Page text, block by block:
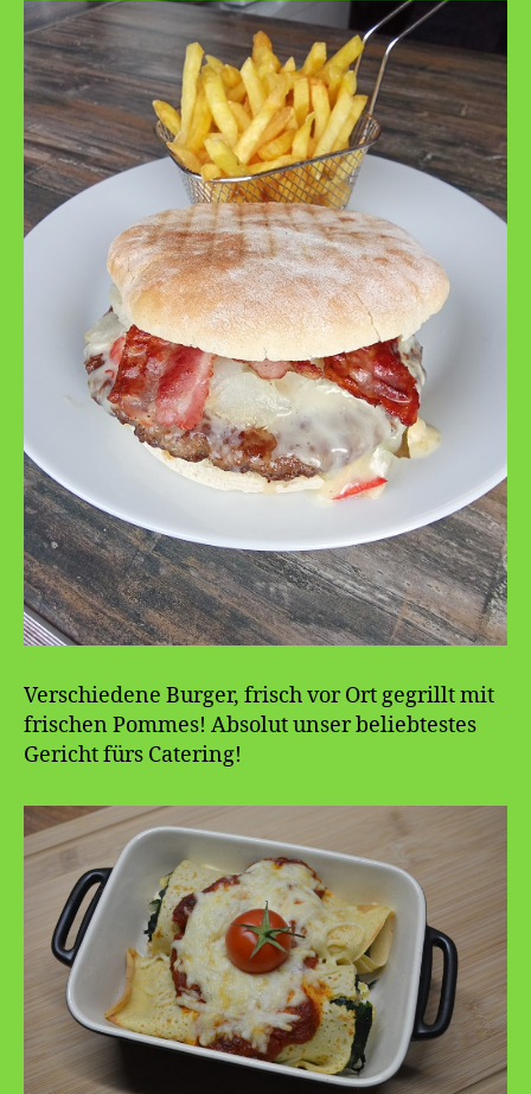
Verschiedene Burger, frisch vor Ort gegrillt mit
frischen Pommes! Absolut unser beliebtestes
Gericht fürs Catering!